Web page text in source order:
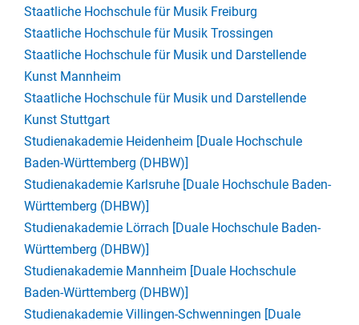
Staatliche Hochschule für Musik Freiburg
Staatliche Hochschule für Musik Trossingen
Staatliche Hochschule für Musik und Darstellende
Kunst Mannheim
Staatliche Hochschule für Musik und Darstellende
Kunst Stuttgart
Studienakademie Heidenheim [Duale Hochschule
Baden-Württemberg (DHBW)]
Studienakademie Karlsruhe [Duale Hochschule Baden-
Württemberg (DHBW)]
Studienakademie Lörrach [Duale Hochschule Baden-
Württemberg (DHBW)]
Studienakademie Mannheim [Duale Hochschule
Baden-Württemberg (DHBW)]
Studienakademie Villingen-Schwenningen [Duale